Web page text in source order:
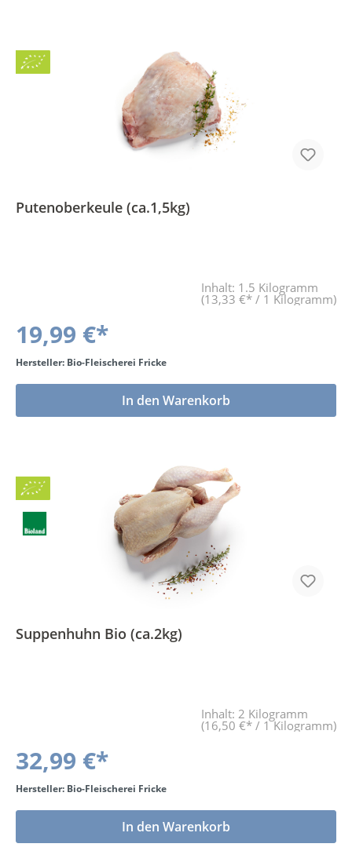
Bio
Putenoberkeule (ca.1,5kg)
Inhalt: 1.5 Kilogramm
(13,33 €* / 1 Kilogramm)
19,99 €*
Hersteller: Bio-Fleischerei Fricke
In den Warenkorb
Bio
BLa
Suppenhuhn Bio (ca.2kg)
Inhalt: 2 Kilogramm
(16,50 €* / 1 Kilogramm)
32,99 €*
Hersteller: Bio-Fleischerei Fricke
In den Warenkorb